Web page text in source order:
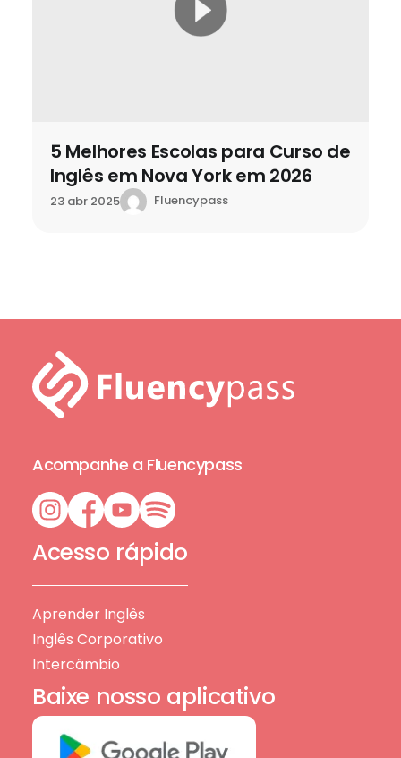
5 Melhores Escolas para Curso de
Inglês em Nova York em 2026
23 abr 2025 Fluencypass
Acompanhe a Fluencypass
Acesso rápido
Aprender Inglês
Inglês Corporativo
Intercâmbio
Baixe nosso aplicativo